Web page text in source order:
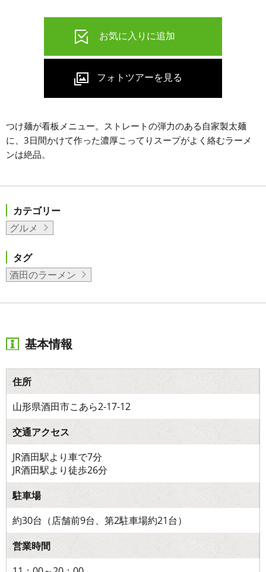
つけ麺が看板メニュー。ストレートの弾力のある自家製太麺
に、3日間かけて作った濃厚こってりスープがよく絡むラーメ
ンは絶品。
カテゴリー
グルメ
タグ
酒田のラーメン
基本情報
住所
山形県酒田市こあら2-17-12
交通アクセス
JR酒田駅より車で7分
JR酒田駅より徒歩26分
駐車場
約30台（店舗前9台、第2駐車場約21台）
営業時間